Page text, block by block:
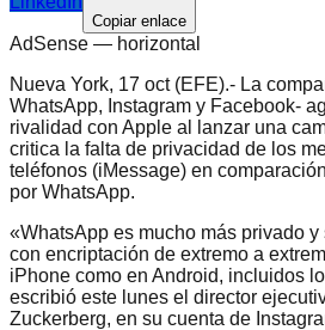
Copiar enlace
AdSense — horizontal
Nueva York, 17 oct (EFE).- La
WhatsApp, Instagram y Facebook-
rivalidad con Apple al lanzar una
critica la falta de privacidad de los
teléfonos (iMessage) en
por WhatsApp.
«WhatsApp es mucho más privado
con encriptación de extremo a
iPhone como en Android, incluidos
escribió este lunes el director
Zuckerberg, en su cuenta de